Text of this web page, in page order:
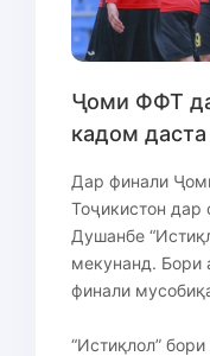
Ҷоми ФФТ
кадом
Дар финали
Тоҷикистон дар
Душанбе
мекунанд. Бори
финали
“Истиқлол”